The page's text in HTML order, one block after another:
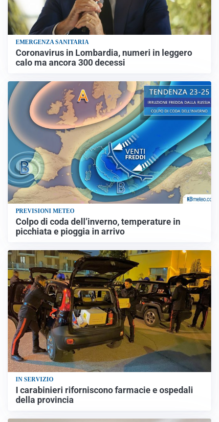
EMERGENZA SANITARIA
Coronavirus in Lombardia, numeri in leggero
calo ma ancora 300 decessi
PREVISIONI METEO
Colpo di coda dell’inverno, temperature in
picchiata e pioggia in arrivo
IN SERVIZIO
I carabinieri riforniscono farmacie e ospedali
della provincia